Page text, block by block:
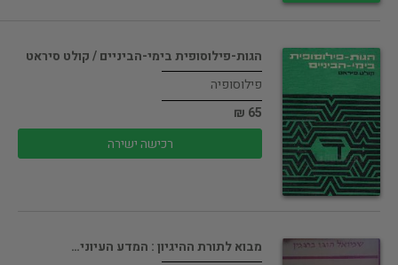
הגות-פילוסופית בימי-הביניים / קולט סיראט
פילוסופיה
65 ₪
רכישה ישירה
מבוא לתורת ההיגיון : המדע העיוני…